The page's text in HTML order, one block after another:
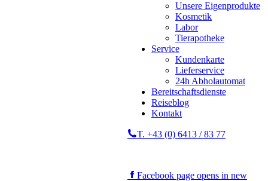
Unsere Eigenprodukte
Kosmetik
Labor
Tierapotheke
Service
Kundenkarte
Lieferservice
24h Abholautomat
Bereitschaftsdienste
Reiseblog
Kontakt
T. +43 (0) 6413 / 83 77
Facebook page opens in new